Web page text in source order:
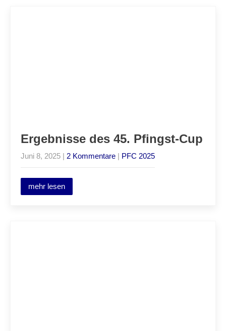
Ergebnisse des 45. Pfingst-Cup
Juni 8, 2025 | 2 Kommentare | PFC 2025
mehr lesen